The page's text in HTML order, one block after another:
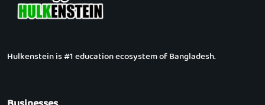
Hulkenstein is #1 education ecosystem of Bangladesh.